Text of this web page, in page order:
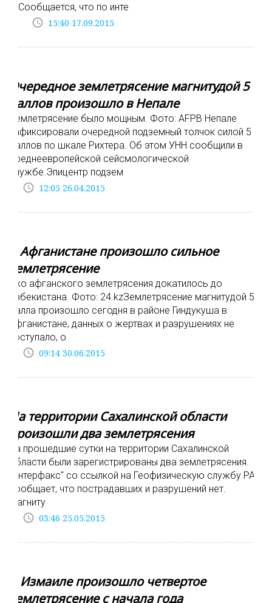
Сообщается, что по инте
access_time 15:40 17.09.2015
Очередное землетрясение магнитудой 5
баллов произошло в Непале
Землетрясение было мощным. Фото: AFPВ Непале
зафиксировали очередной подземный толчок силой 5
баллов по шкале Рихтера. Об этом УНН сообщили в
Среднеевропейской сейсмологической
службе.Эпицентр подзем
access_time 12:05 26.04.2015
В Афганистане произошло сильное
землетрясение
Эхо афганского землетрясения докатилось до
Узбекистана. Фото: 24.kzЗемлетрясение магнитудой 5,5
балла произошло сегодня в районе Гиндукуша в
Афганистане, данных о жертвах и разрушениях не
поступало, о
access_time 09:14 30.06.2015
На территории Сахалинской области
произошли два землетрясения
За прошедшие сутки на территории Сахалинской
области были зарегистрированы два землетрясения.
"Интерфакс" со ссылкой на Геофизическую службу РАН
сообщает, что пострадавших и разрушений нет.
Магниту
access_time 03:46 25.05.2015
В Измаиле произошло четвертое
землетрясение с начала года